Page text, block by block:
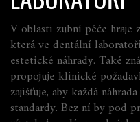
V oblasti zubní péče hraje
která ve dentální
estetické náhrady. Také
propojuje klinické
zajišťuje, aby každá
standardy. Bez ní by pod